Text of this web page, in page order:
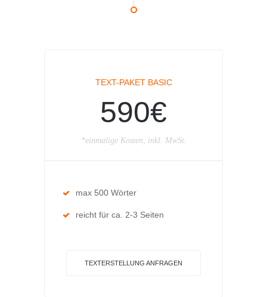
TEXT-PAKET BASIC
590€
*einmalige Kosten, inkl. MwSt.
max 500 Wörter
reicht für ca. 2-3 Seiten
TEXTERSTELLUNG ANFRAGEN